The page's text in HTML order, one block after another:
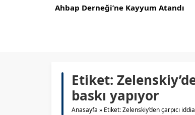
Ahbap Derneği’ne Kayyum Atandı
Etiket:
baskı yapıyor
Anasayfa » Etiket: Zelenskiy’den çarpıcı